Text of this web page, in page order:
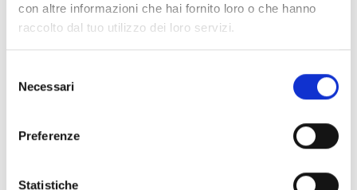
con altre informazioni che hai fornito loro o che hanno
raccolto dal tuo utilizzo dei loro servizi.
delNecessari
Preferenze
Statistiche
Accessoires pour les tests des détecteurs -
Matériaux(6)
Accessoires pour détecteurs Enea - Matériaux (35)
Accessoires Senseware
Accessoires de la série Industrial - Matériaux(17)